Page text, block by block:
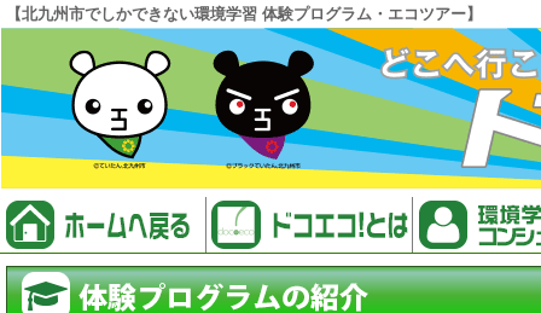
【北九州市でしかできない環境学習 体験プログラム・エコツアー】